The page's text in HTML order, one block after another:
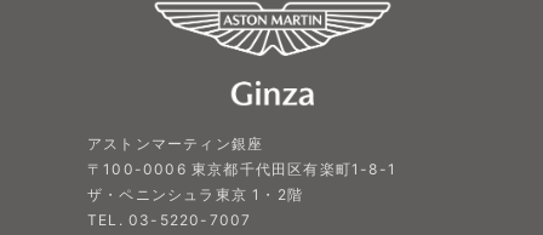
アストンマーティン銀座
〒100-0006 東京都千代田区有楽町1-8-1
ザ・ペニンシュラ東京 1・2階
TEL. 03-5220-7007